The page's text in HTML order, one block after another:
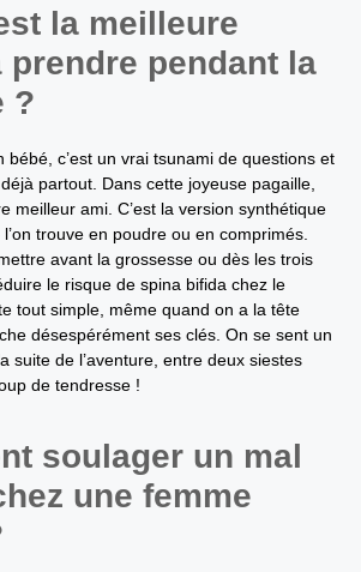
la meilleure
prendre pendant la
?
bébé, c’est un vrai tsunami de questions et
partout. Dans cette joyeuse pagaille,
meilleur ami. C’est la version synthétique
trouve en poudre ou en comprimés.
mettre avant la grossesse ou dès les trois
le risque de spina bifida chez le
tout simple, même quand on a la tête
désespérément ses clés. On se sent un
suite de l’aventure, entre deux siestes
de tendresse !
soulager un mal
une femme